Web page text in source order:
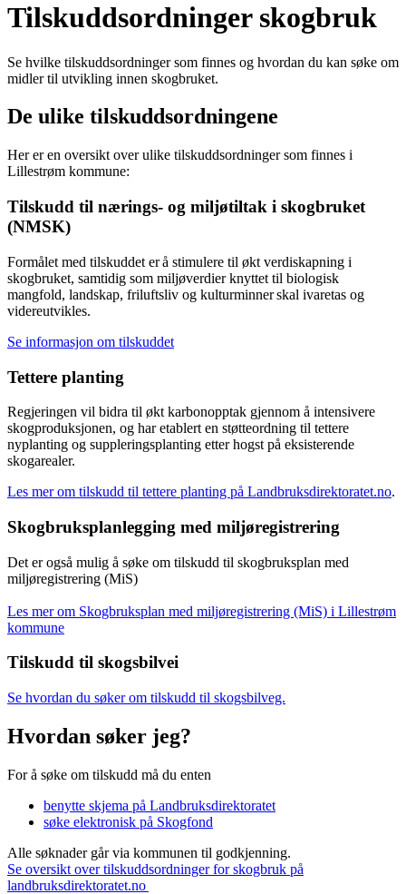
Tilskuddsordninger skogbruk
Se hvilke tilskuddsordninger som finnes og hvordan du kan søke om
midler til utvikling innen skogbruket.
De ulike tilskuddsordningene
Her er en oversikt over ulike tilskuddsordninger som finnes i
Lillestrøm kommune:
Tilskudd til nærings- og miljøtiltak i skogbruket
(NMSK)
Formålet med tilskuddet er å stimulere til økt verdiskapning i
skogbruket, samtidig som miljøverdier knyttet til biologisk
mangfold, landskap, friluftsliv og kulturminner skal ivaretas og
videreutvikles.
Se informasjon om tilskuddet
Tettere planting
Regjeringen vil bidra til økt karbonopptak gjennom å intensivere
skogproduksjonen, og har etablert en støtteordning til tettere
nyplanting og suppleringsplanting etter hogst på eksisterende
skogarealer.
Les mer om tilskudd til tettere planting på Landbruksdirektoratet.no.
Skogbruksplanlegging med miljøregistrering
Det er også mulig å søke om tilskudd til skogbruksplan med
miljøregistrering (MiS)
Les mer om Skogbruksplan med miljøregistrering (MiS) i Lillestrøm
kommune
Tilskudd til skogsbilvei
Se hvordan du søker om tilskudd til skogsbilveg.
Hvordan søker jeg?
For å søke om tilskudd må du enten
benytte skjema på Landbruksdirektoratet
søke elektronisk på Skogfond
Alle søknader går via kommunen til godkjenning.
Se oversikt over tilskuddsordninger for skogbruk på
landbruksdirektoratet.no